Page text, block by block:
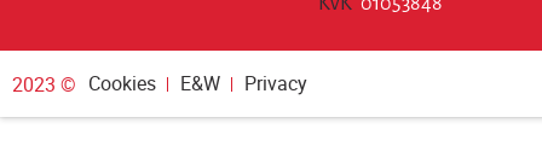
2023 © Cookies E&W Privacy